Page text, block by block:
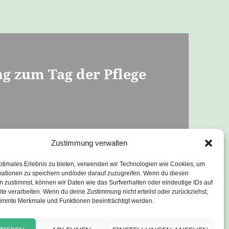
Zustimmung verwalten
Erlebnis zu bieten, verwenden wir Technologien wie Cookies, um
zu speichern und/oder darauf zuzugreifen. Wenn du diesen
zustimmst, können wir Daten wie das Surfverhalten oder eindeutige IDs auf
verarbeiten. Wenn du deine Zustimmung nicht erteilst oder zurückziehst,
Merkmale und Funktionen beeinträchtigt werden.
zum Tag der Pflege
für mehr